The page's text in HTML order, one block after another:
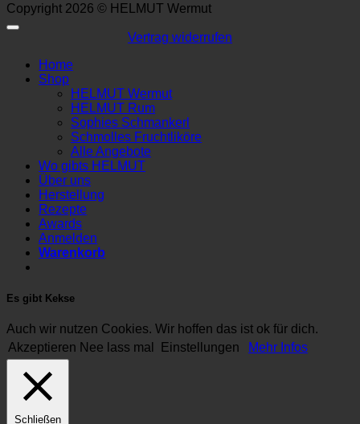
Copyright 2026 © HELMUT Wermut
Vertrag widerrufen
Home
Shop
HELMUT Wermut
HELMUT Rum
Sophies Schmankerl
Schmolles Fruchtliköre
Alle Angebote
Wo gibts HELMUT
Über uns
Herstellung
Rezepte
Awards
Anmelden
Warenkorb
Es gibt Kekse
Auch wir nutzen Cookies. Wir hoffen das ist ok für dich.
Akzeptieren Nee lass mal Einstellungen Mehr Infos
Schließen